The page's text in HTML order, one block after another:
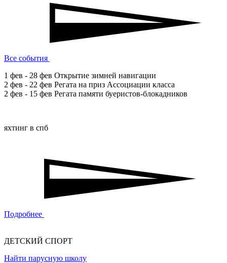
Все события
1 фев - 28 фев Открытие зимней навигации
2 фев - 22 фев Регата на приз Ассоциации класса
2 фев - 15 фев Регата памяти буеристов-блокадников
яхтинг в спб
Подробнее
ДЕТСКИЙ СПОРТ
Найти парусную школу